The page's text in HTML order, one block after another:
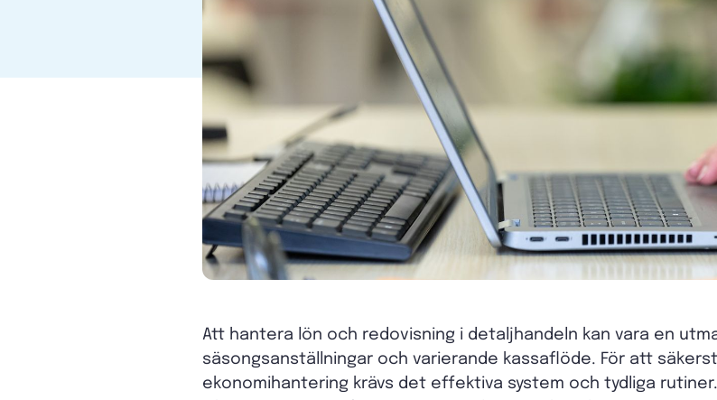
Att hantera lön och redovisning i detaljhandeln kan vara en
säsongsanställningar och varierande kassaflöde. För att
ekonomihantering krävs det effektiva system och tydliga